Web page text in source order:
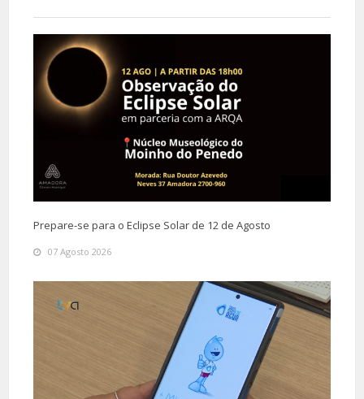
Prepare-se para o Eclipse Solar de 12 de Agosto
07 Agosto 2026